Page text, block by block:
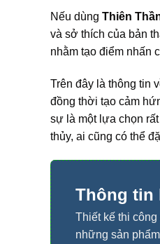
Nếu dùng Thiên
và sở thích của bản
nhằm tạo điểm nhấn
Trên đây là thông tin
đồng thời tạo cảm
sự là một lựa chọn
thủy, ai cũng có thể
Thông tin
Thiết kế thi
những sản